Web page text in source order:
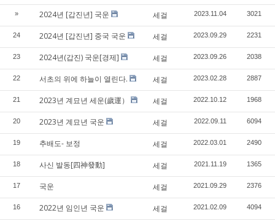
» 2024년 [갑진년] 국운 세걸 2023.11.04 3021
24 2024년 [갑진년] 중국 국운 세걸 2023.09.29 2231
23 2024년(갑진) 국운[경제] 세걸 2023.09.26 2038
22 서초의 위에 하늘이 열린다. 세걸 2023.02.28 2887
21 2023년 계묘년 세운(歲運） 세걸 2022.10.12 1968
20 2023년 계묘년 국운 세걸 2022.09.11 6094
19 추배도- 보정 세걸 2022.03.01 2490
18 사신 발동[四神發動] 세걸 2021.11.19 1365
17 국운 세걸 2021.09.29 2376
16 2022년 임인년 국운 세걸 2021.02.09 4094